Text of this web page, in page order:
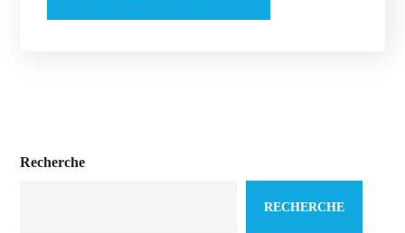
Recherche
RECHERCHE